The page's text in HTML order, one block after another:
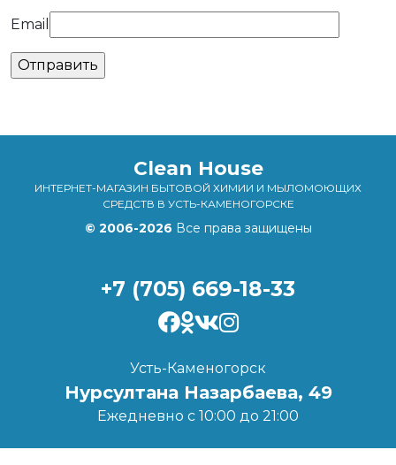
Email
Clean House
ИНТЕРНЕТ-МАГАЗИН БЫТОВОЙ ХИМИИ И МЫЛОМОЮЩИХ
СРЕДСТВ В УСТЬ-КАМЕНОГОРСКЕ
© 2006-2026 Все права защищены
+7 (705) 669-18-33
Усть-Каменогорск
Нурсултана Назарбаева, 49
Ежедневно с 10:00 до 21:00